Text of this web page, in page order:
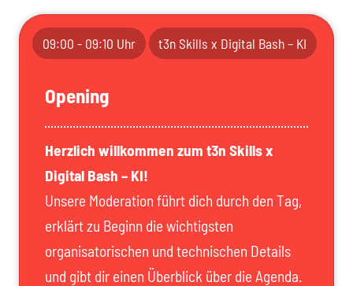
09:00 - 09:10 Uhr t3n Skills x Digital Bash – KI
Opening
Herzlich willkommen zum t3n Skills x
Digital Bash – KI!
Unsere Moderation führt dich durch den Tag,
erklärt zu Beginn die wichtigsten
organisatorischen und technischen Details
und gibt dir einen Überblick über die Agenda.